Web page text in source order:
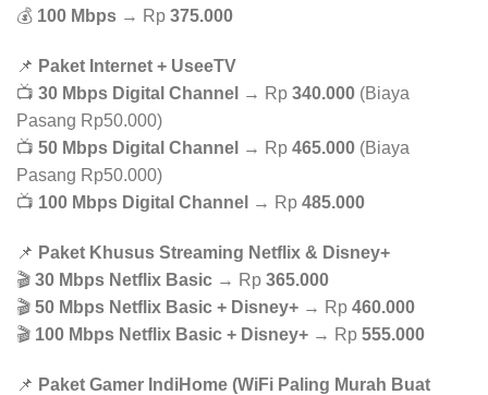
💰 100 Mbps → Rp 375.000
📌 Paket Internet + UseeTV
📺 30 Mbps Digital Channel → Rp 340.000 (Biaya
Pasang Rp50.000)
📺 50 Mbps Digital Channel → Rp 465.000 (Biaya
Pasang Rp50.000)
📺 100 Mbps Digital Channel → Rp 485.000
📌 Paket Khusus Streaming Netflix & Disney+
🎬 30 Mbps Netflix Basic → Rp 365.000
🎬 50 Mbps Netflix Basic + Disney+ → Rp 460.000
🎬 100 Mbps Netflix Basic + Disney+ → Rp 555.000
📌 Paket Gamer IndiHome (WiFi Paling Murah Buat